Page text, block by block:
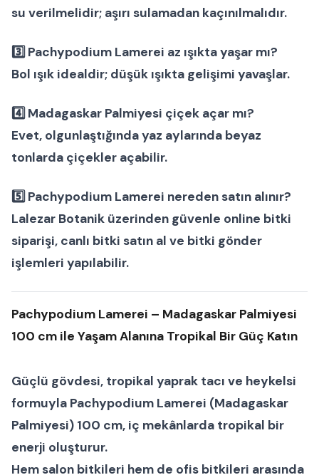
su verilmelidir; aşırı sulamadan kaçınılmalıdır.
3️⃣ Pachypodium Lamerei az ışıkta yaşar mı?
Bol ışık idealdir; düşük ışıkta gelişimi yavaşlar.
4️⃣ Madagaskar Palmiyesi çiçek açar mı?
Evet, olgunlaştığında yaz aylarında beyaz
tonlarda çiçekler açabilir.
5️⃣ Pachypodium Lamerei nereden satın alınır?
Lalezar Botanik üzerinden güvenle online bitki
siparişi, canlı bitki satın al ve bitki gönder
işlemleri yapılabilir.
Pachypodium Lamerei – Madagaskar Palmiyesi
100 cm ile Yaşam Alanına Tropikal Bir Güç Katın
Güçlü gövdesi, tropikal yaprak tacı ve heykelsi
formuyla Pachypodium Lamerei (Madagaskar
Palmiyesi) 100 cm, iç mekânlarda tropikal bir
enerji oluşturur.
Hemsalon bitkileri hem de ofis bitkileri arasında